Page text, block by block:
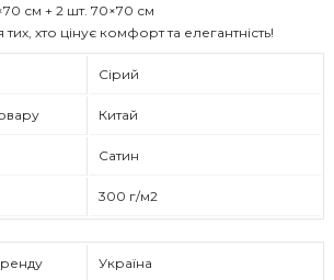
Сірий
Китай
Сатин
300 г/м2
Україна
см + 2 шт. 70×70 см
хто цінує комфорт та елегантність!